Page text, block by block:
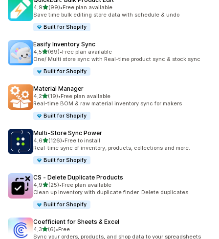
4,9na 5 gwiazdek
(99)
Łączna liczba recenzji: 99
•Free plan available
Save time bulk editing store data with schedule & undo
Built for Shopify
Easify Inventory Sync
4,5na 5 gwiazdek
(69)
Łączna liczba recenzji: 69
•Free plan available
One/ Multi store sync with Real-time product sync & stock sync
Built for Shopify
Material Manager
4,2na 5 gwiazdek
(19)
Łączna liczba recenzji: 19
•Free plan available
Real-time BOM & raw material inventory sync for makers
Built for Shopify
Multi‑Store Sync Power
4,6na 5 gwiazdek
(126)
Łączna liczba recenzji: 126
•Free to install
Real-time sync of inventory, products, collections and more.
Built for Shopify
CS ‑ Delete Duplicate Products
4,9na 5 gwiazdek
(25)
Łączna liczba recenzji: 25
•Free plan available
Clean up inventory with duplicate finder. Delete duplicates.
Built for Shopify
Coefficient for Sheets & Excel
4,3na 5 gwiazdek
(6)
Łączna liczba recenzji: 6
•Free
Sync your orders, products, and shop data to your spreadsheets